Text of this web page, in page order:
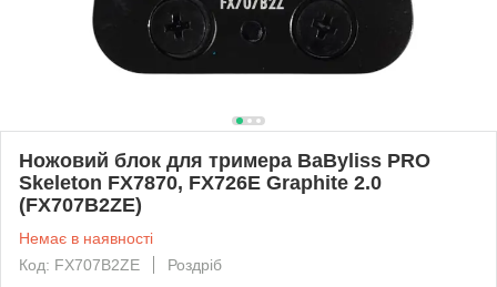
Ножовий блок для тримера BaByliss PRO
Skeleton FX7870, FX726E Graphite 2.0
(FX707B2ZE)
Немає в наявності
Код: FX707B2ZE
Роздріб